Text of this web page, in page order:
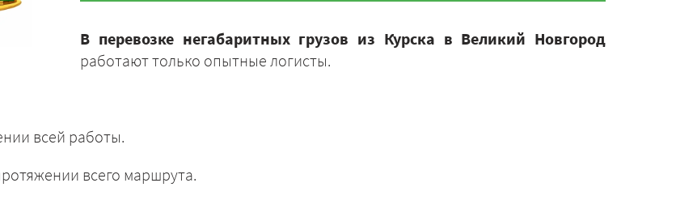
В перевозке негабаритных грузов из Курска в Великий Новгород
работают только опытные логисты.
всей работы.
всего маршрута.